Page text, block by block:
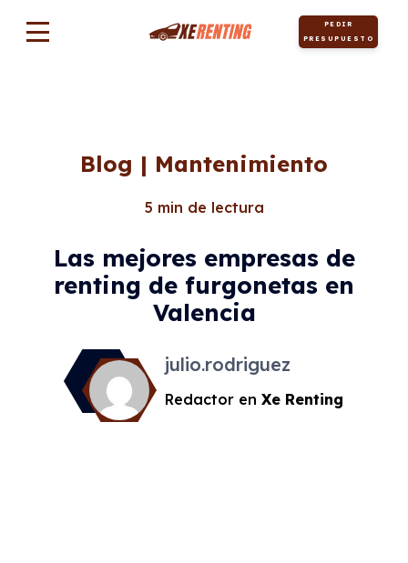
PEDIR
PRESUPUESTO
Motor
Blog | Mantenimiento
5 min de lectura
Las mejores empresas de
renting de furgonetas en
Valencia
julio.rodriguez
Redactor en Xe Renting